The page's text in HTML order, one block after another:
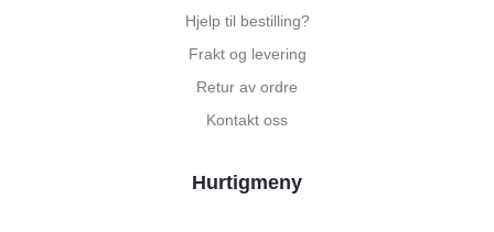
Hjelp til bestilling?
Frakt og levering
Retur av ordre
Kontakt oss
Hurtigmeny